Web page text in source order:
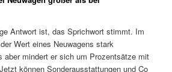
Antwort ist, das Sprichwort stimmt. Im
Wert eines Neuwagens stark
aber mindert er sich um Prozentsätze mit
können Sonderausstattungen und Co